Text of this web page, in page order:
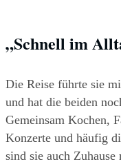
„Schnell im
Die Reise führte sie
und hat die beiden
Gemeinsam Kochen,
Konzerte und häufig
sind sie auch